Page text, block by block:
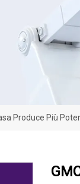
Produce Più